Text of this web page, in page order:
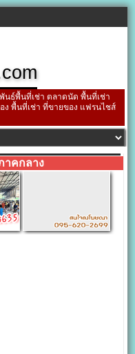
นธ์พื้นที่เช่า ตลาดนัด พื้นที่เช่า
ง พื้นที่เช่า ที่ขายของ แฟรนไชส์
าคกลาง